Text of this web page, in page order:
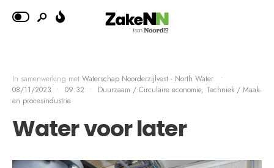
In samenwerking met Waterschap Noorderzijlvest - North Water
•
08/11/2023 • 09:32 • Duurzaam / Circulaire economie, Techniek / Maak-
en procesindustrie
Water voor later